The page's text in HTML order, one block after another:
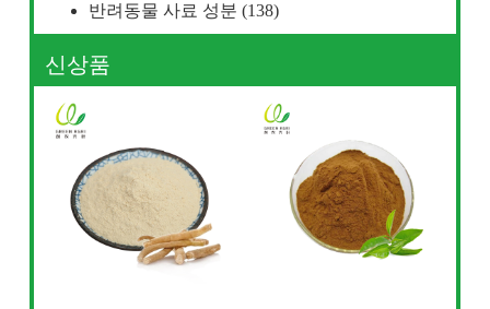
반려동물 사료 성분 (138)
신상품